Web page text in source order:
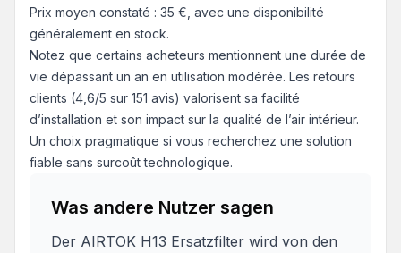
Prix moyen constaté : 35 €, avec une disponibilité
généralement en stock.
Notez que certains acheteurs mentionnent une durée de
vie dépassant un an en utilisation modérée. Les retours
clients (4,6/5 sur 151 avis) valorisent sa facilité
d’installation et son impact sur la qualité de l’air intérieur.
Un choix pragmatique si vous recherchez une solution
fiable sans surcoût technologique.
Was andere Nutzer sagen
Der AIRTOK H13 Ersatzfilter wird von den